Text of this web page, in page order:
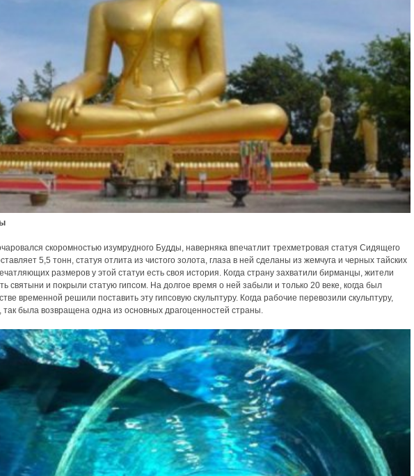
скоромностью изумрудного Будды, наверняка впечатлит трехметровая статуя Сидящего
5,5 тонн, статуя отлита из чистого золота, глаза в ней сделаны из жемчуга и черных тайских
размеров у этой статуи есть своя история. Когда страну захватили бирманцы, жители
святыни и покрыли статую гипсом. На долгое время о ней забыли и только 20 веке, когда был
временной решили поставить эту гипсовую скульптуру. Когда рабочие перевозили скульптуру,
так была возвращена одна из основных драгоценностей страны.